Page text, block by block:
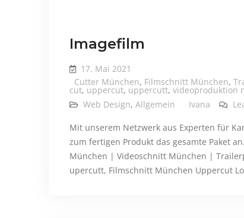
Imagefilm
17. Mai 2021
Cutter München, Filmschnitt München,
cut, uppercut, uppercutt, videoproduktion
Web Design, Allgemein Ivana
Mit unserem Netzwerk aus Experten für
zum fertigen Produkt das gesamte Paket
München | Videoschnitt München |
upercutt, Filmschnitt München Uppercut